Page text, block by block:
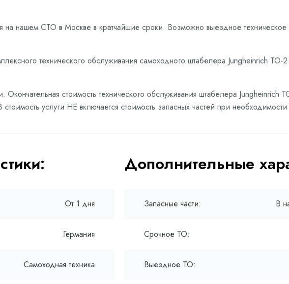
на нашем СТО в Москве в кратчайшие сроки. Возможно выездное
технического обслуживания самоходного штабелера Jungheinrich
Окончательная стоимость технического обслуживания штабелера Jungheinrich
услуги НЕ включается стоимость запасных частей при
От 1 дня
Германия
Самоходная техника
Дополнительные
Запасные части: В
Срочное ТО:
Выездное ТО: